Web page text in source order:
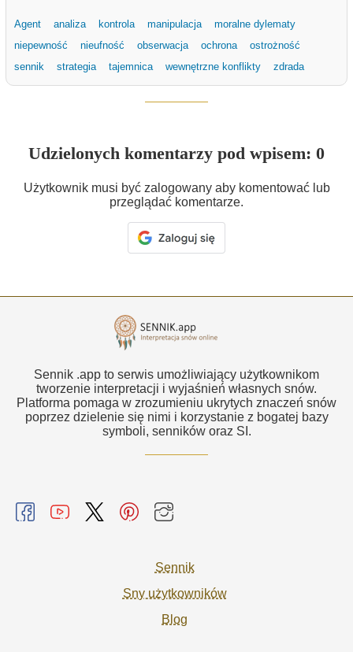
Agent analiza kontrola manipulacja
moralne dylematy
niepewność
nieufność obserwacja ochrona
ostrożność
sennik
strategia tajemnica wewnętrzne konflikty zdrada
Udzielonych komentarzy pod wpisem: 0
Użytkownik musi być zalogowany aby komentować lub
przeglądać komentarze.
Sennik .app to serwis umożliwiający użytkownikom
tworzenie interpretacji i wyjaśnień własnych snów.
Platforma pomaga w zrozumieniu ukrytych znaczeń snów
poprzez dzielenie się nimi i korzystanie z bogatej bazy
symboli, senników oraz SI.
Sennik
Sny użytkowników
Blog